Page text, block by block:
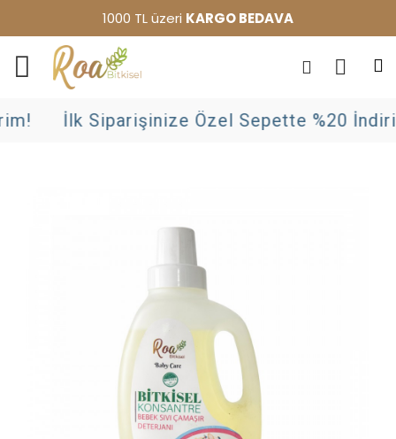
1000 TL üzeri KARGO BEDAVA
İlk Siparişinize Özel Sepette %20